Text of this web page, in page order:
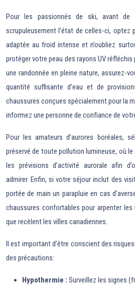
Pour les passionnés de ski, avant de
scrupuleusement l’état de celles-ci, optez
adaptée au froid intense et n’oubliez
protéger votre peau des rayons UV réfléchis
une randonnée en pleine nature, assurez-
quantité suffisante d’eau et de
chaussures conçues spécialement pour la
informez une personne de confiance de
Pour les amateurs d’aurores boréales,
préservé de toute pollution lumineuse, où
les prévisions d’activité aurorale afin
admirer. Enfin, si votre séjour inclut des
portée de main un parapluie en cas
chaussures confortables pour arpenter
que recèlent les villes canadiennes.
Il est important d’être conscient des
des précautions:
Hypothermie : Surveillez les signes